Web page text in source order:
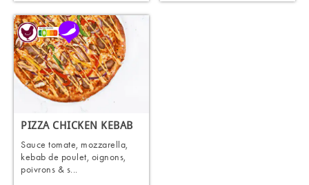
PIZZA CHICKEN KEBAB
Sauce tomate, mozzarella,
kebab de poulet, oignons,
poivrons & s...